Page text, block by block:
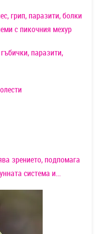
грип, паразити, болки
с пикочния мехур
паразити,
зрението, подпомага
система и…